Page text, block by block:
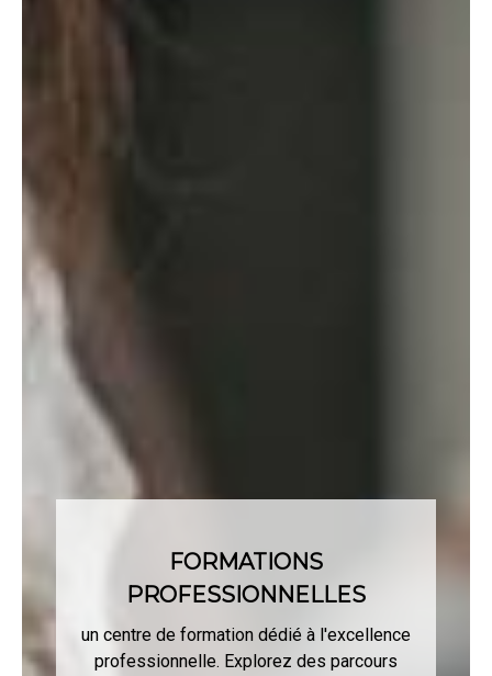
FORMATIONS
PROFESSIONNELLES
un centre de formation dédié à l'excellence
professionnelle. Explorez des parcours